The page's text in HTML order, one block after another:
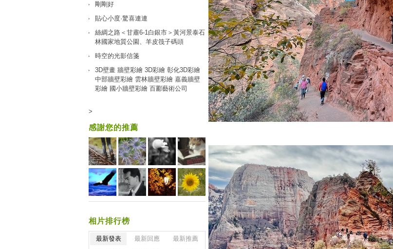
剛剛好
貼心小度·驚喜連連
絲綢之路＜甘肅6-1白銀市＞黃河景泰石
林國家地質公園、羊皮筏子碼頭
時空的光影信箋
3D壁畫 牆壁彩繪 3D彩繪 彰化3D彩繪
中部牆壁彩繪 雲林牆壁彩繪 嘉義牆壁
彩繪 國小牆壁彩繪 百酈藝術公司
>
感謝您的推薦
相片排行榜
最新發表 最新回應
最新推薦